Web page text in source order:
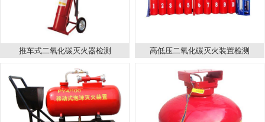
推车式二氧化碳灭火器检测 高低压二氧化碳灭火装置检测